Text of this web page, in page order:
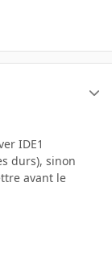
IDE1
durs), sinon
avant le